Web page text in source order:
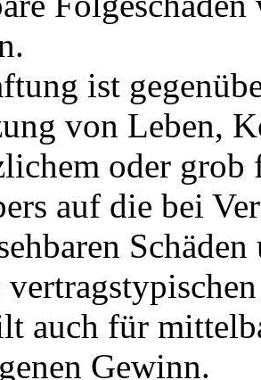
ist
von Leben,
oder grob
auf die bei
auch für
Gewinn.